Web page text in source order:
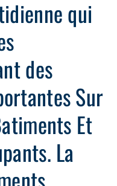
qui
des
Sur
Et
La